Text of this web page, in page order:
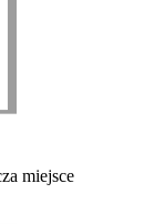
miejsce